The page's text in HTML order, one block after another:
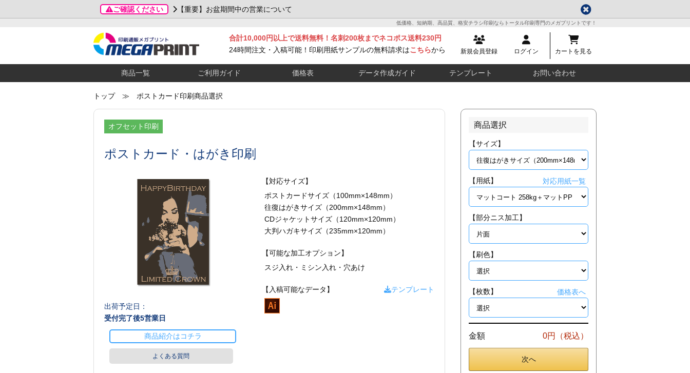
ご確認ください 【重要】お盆期間中の営業について
低価格、短納期、高品質、格安チラシ印刷ならトータル印刷専門のメガプリントです！
新規会員登録 ログイン カートを見る
合計10,000円以上で送料無料！名刺200枚までネコポス送料230円
24時間注文・入稿可能！印刷用紙サンプルの無料請求はこちらから
商品一覧 ご利用ガイド 価格表 データ作成ガイド テンプレート お問い合わせ
トップ≫ ポストカード印刷商品選択
オフセット印刷
ポストカード・はがき印刷
出荷予定日：
受付完了後5営業日
商品紹介はコチラ
よくある質問
【対応サイズ】
ポストカードサイズ（100mm×148mm）
往復はがきサイズ（200mm×148mm）
CDジャケットサイズ（120mm×120mm）
大判ハガキサイズ（235mm×120mm）
【可能な加工オプション】
スジ入れ・ ミシン入れ・ 穴あけ
【入稿可能なデータ】 テンプレート
商品選択
【サイズ】
【用紙】 対応用紙一覧
【部分ニス加工】
【刷色】
【枚数】 価格表へ
金額 0円（税込）
次へ